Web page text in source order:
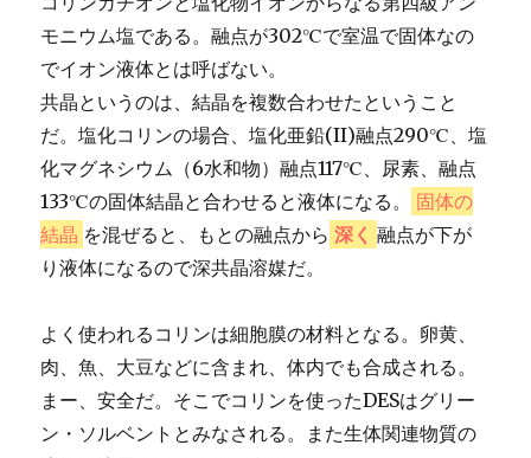
モニウム塩である。融点が302℃で室温で固体なの
でイオン液体とは呼ばない。
共晶というのは、結晶を複数合わせたということ
だ。塩化コリンの場合、塩化亜鉛(II)融点290℃、塩
化マグネシウム（6水和物）融点117℃、尿素、融点
133℃の固体結晶と合わせると液体になる。
固体の
結晶 を混ぜると、もとの融点から 深く 融点が下が
り液体になるので深共晶溶媒だ。
よく使われるコリンは細胞膜の材料となる。卵黄、
肉、魚、大豆などに含まれ、体内でも合成される。
まー、安全だ。そこでコリンを使ったDESはグリー
ン・ソルベントとみなされる。また生体関連物質の